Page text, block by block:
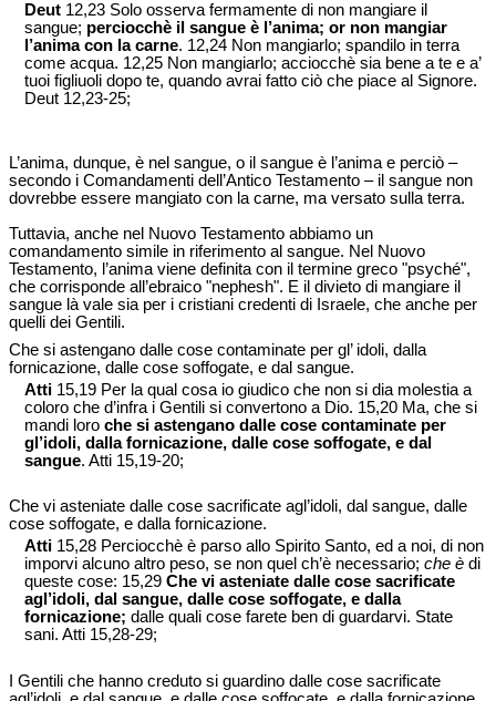
Deut 12,23 Solo osserva fermamente di non mangiare il
sangue; perciocchè il sangue è l’anima; or non mangiar
l’anima con la carne. 12,24 Non mangiarlo; spandilo in terra
come acqua. 12,25 Non mangiarlo; acciocchè sia bene a te e a’
tuoi figliuoli dopo te, quando avrai fatto ciò che piace al Signore.
Deut 12,23-25;
L’anima, dunque, è nel sangue, o il sangue è l’anima e perciò –
secondo i Comandamenti dell’Antico Testamento – il sangue non
dovrebbe essere mangiato con la carne, ma versato sulla terra.
Tuttavia, anche nel Nuovo Testamento abbiamo un
comandamento simile in riferimento al sangue. Nel Nuovo
Testamento, l’anima viene definita con il termine greco "psyché",
che corrisponde all’ebraico "nephesh". E il divieto di mangiare il
sangue là vale sia per i cristiani credenti di Israele, che anche per
quelli dei Gentili.
Che si astengano dalle cose contaminate per gl’ idoli, dalla
fornicazione, dalle cose soffogate, e dal sangue.
Atti 15,19 Per la qual cosa io giudico che non si dia molestia a
coloro che d’infra i Gentili si convertono a Dio. 15,20 Ma, che si
mandi loro che si astengano dalle cose contaminate per
gl’idoli, dalla fornicazione, dalle cose soffogate, e dal
sangue. Atti 15,19-20;
Che vi asteniate dalle cose sacrificate agl’idoli, dal sangue, dalle
cose soffogate, e dalla fornicazione.
Atti 15,28 Perciocchè è parso allo Spirito Santo, ed a noi, di non
imporvi alcuno altro peso, se non quel ch’è necessario; che è di
queste cose: 15,29 Che vi asteniate dalle cose sacrificate
agl’idoli, dal sangue, dalle cose soffogate, e dalla
fornicazione; dalle quali cose farete ben di guardarvi. State
sani. Atti 15,28-29;
I Gentili che hanno creduto si guardino dalle cose sacrificate